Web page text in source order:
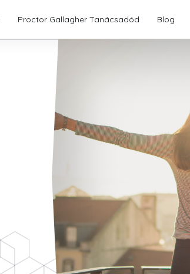
Proctor Gallagher Tanácsadód Blog